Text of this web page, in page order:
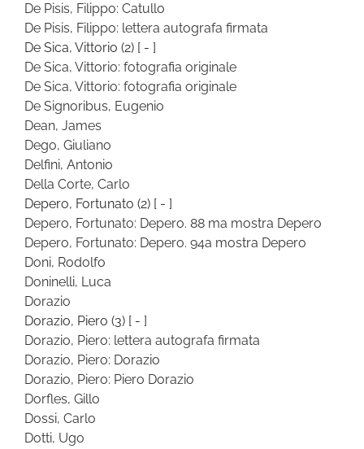
De Pisis, Filippo: Catullo
De Pisis, Filippo: lettera autografa firmata
De Sica, Vittorio (2) [ - ]
De Sica, Vittorio: fotografia originale
De Sica, Vittorio: fotografia originale
De Signoribus, Eugenio
Dean, James
Dego, Giuliano
Delfini, Antonio
Della Corte, Carlo
Depero, Fortunato (2) [ - ]
Depero, Fortunato: Depero. 88 ma mostra Depero
Depero, Fortunato: Depero. 94a mostra Depero
Doni, Rodolfo
Doninelli, Luca
Dorazio
Dorazio, Piero (3) [ - ]
Dorazio, Piero: lettera autografa firmata
Dorazio, Piero: Dorazio
Dorazio, Piero: Piero Dorazio
Dorfles, Gillo
Dossi, Carlo
Dotti, Ugo